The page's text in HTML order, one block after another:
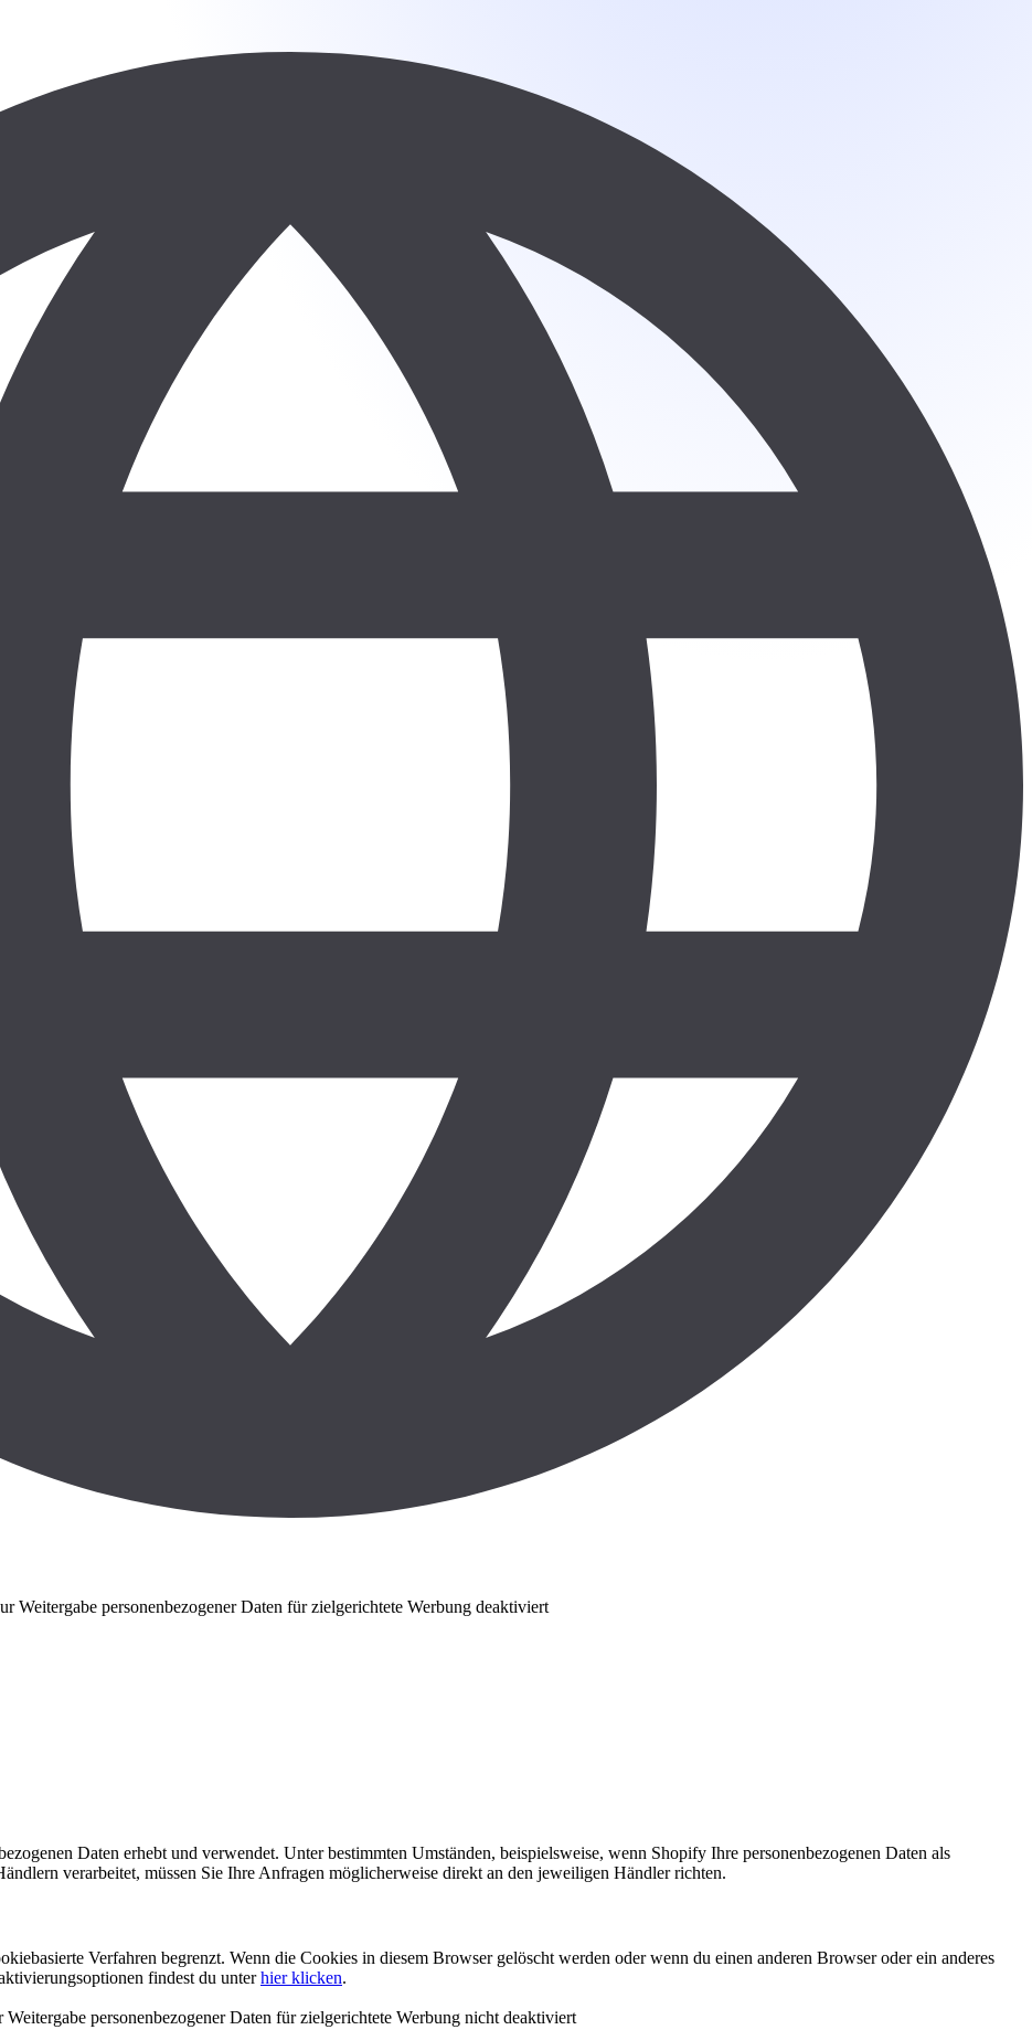
Weitergabe personenbezogener Daten für zielgerichtete Werbung deaktiviert
Daten erhebt und verwendet. Unter bestimmten Umständen, beispielsweise, wenn Shopify Ihre personenbezogenen Daten als
verarbeitet, müssen Sie Ihre Anfragen möglicherweise direkt an den jeweiligen Händler richten.
Verfahren begrenzt. Wenn die Cookies in diesem Browser gelöscht werden oder wenn du einen anderen Browser oder ein anderes
findest du unterhier klicken.
personenbezogener Daten für zielgerichtete Werbung nicht deaktiviert